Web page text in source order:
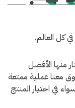
كل العالم.
منها الأفضل
معنا عملية ممتعة
في اختيار المنتج